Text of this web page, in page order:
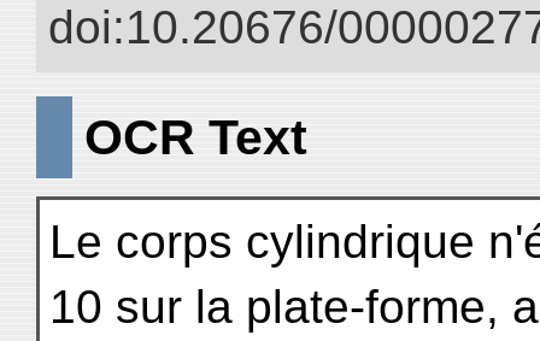
doi:10.20676/
OCR Text
Le corps cylindrique
10 sur la plate-forme,